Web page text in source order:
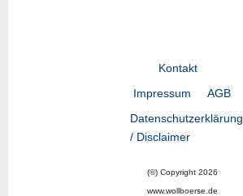
Kontakt
Impressum
AGB
Datenschutzerklärung
/ Disclaimer
(©) Copyright 2026
www.wollboerse.de